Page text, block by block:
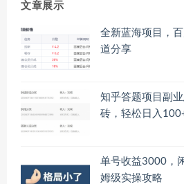
文章展示
全新蓝海项目，
道分享
知乎答题项目副
砖，轻松日入
单号收益3000，
姆级实操攻略